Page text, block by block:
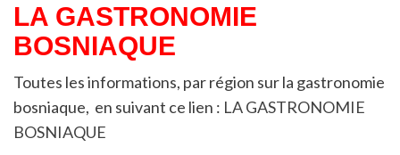
LA GASTRONOMIE
BOSNIAQUE
Toutes les informations, par région sur la gastronomie
bosniaque, en suivant ce lien : LA GASTRONOMIE
BOSNIAQUE